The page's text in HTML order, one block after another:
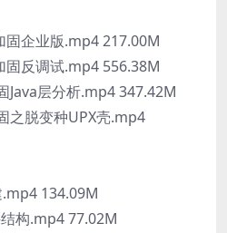
企业版.mp4 217.00M
反调试.mp4 556.38M
层分析.mp4 347.42M
脱变种UPX壳.mp4
134.09M
构.mp4 77.02M